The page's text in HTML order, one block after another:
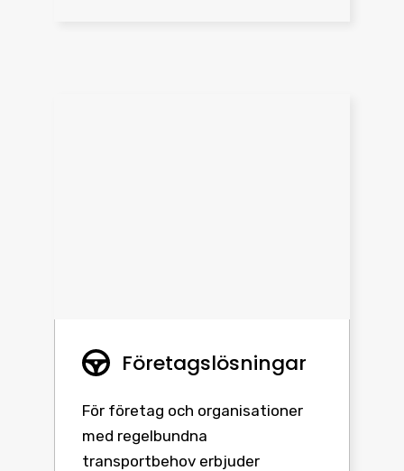
Företagslösningar
För företag och organisationer
med regelbundna
transportbehov erbjuder